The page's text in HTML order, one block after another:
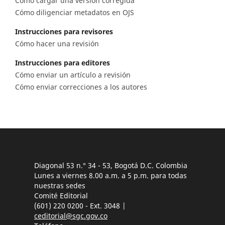
Cómo diligenciar metadatos en OJS
Instrucciones para revisores
Cómo hacer una revisión
Instrucciones para editores
Cómo enviar un artículo a revisión
Cómo enviar correcciones a los autores
Diagonal 53 n.° 34 - 53, Bogotá D.C. Colombia
Lunes a viernes 8.00 a.m. a 5 p.m. para todas
nuestras sedes
Comité Editorial
(601) 220 0200 - Ext. 3048 |
ceditorial@sgc.gov.co